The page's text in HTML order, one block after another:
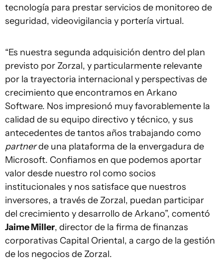
tecnología para prestar servicios de monitoreo de
seguridad, videovigilancia y portería virtual.
“Es nuestra segunda adquisición dentro del plan
previsto por Zorzal, y particularmente relevante
por la trayectoria internacional y perspectivas de
crecimiento que encontramos en Arkano
Software. Nos impresionó muy favorablemente la
calidad de su equipo directivo y técnico, y sus
antecedentes de tantos años trabajando como
partnerde una plataforma de la envergadura de
Microsoft. Confiamos en que podemos aportar
valor desde nuestro rol como socios
institucionales y nos satisface que nuestros
inversores, a través de Zorzal, puedan participar
del crecimiento y desarrollo de Arkano”, comentó
Jaime Miller, director de la firma de finanzas
corporativas Capital Oriental, a cargo de la gestión
de los negocios de Zorzal.